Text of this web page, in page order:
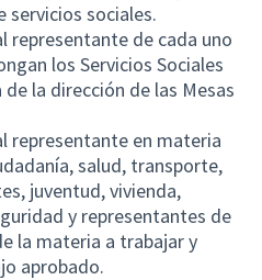
servicios sociales.
representante de cada uno
los Servicios Sociales
la dirección de las Mesas
representante en materia
salud, transporte,
juventud, vivienda,
y representantes de
la materia a trabajar y
aprobado.